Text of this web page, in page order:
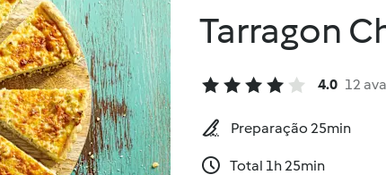
Tarragon
4.0 12
Preparação 25min
Total 1h 25min